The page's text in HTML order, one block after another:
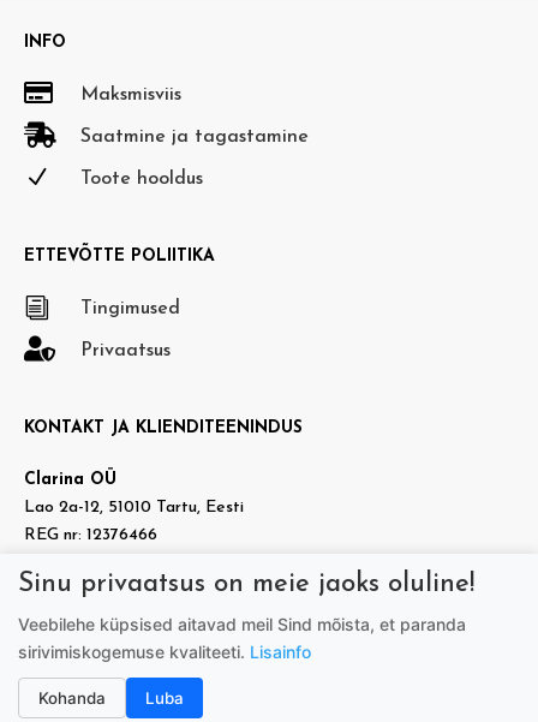
INFO
 Maksmisviis
 Saatmine ja tagastamine
N Toote hooldus
ETTEVÕTTE POLIITIKA
i Tingimused
 Privaatsus
KONTAKT JA KLIENDITEENINDUS
Clarina OÜ
Lao 2a-12, 51010 Tartu, Eesti
REG nr: 12376466
info@doradora.ee
 https://www.facebook.com/doradora.ee
+372 505 7005
Sinu privaatsus on meie jaoks oluline!
Veebilehe küpsised aitavad meil Sind mõista, et paranda
sirivimiskogemuse kvaliteeti. Lisainfo
Kohanda Luba